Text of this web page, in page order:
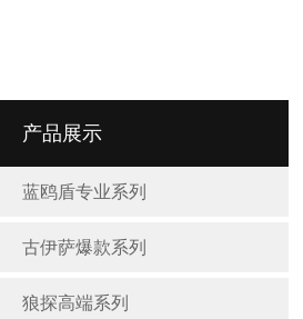
产品展示
蓝鸥盾专业系列
古伊萨爆款系列
狼探高端系列